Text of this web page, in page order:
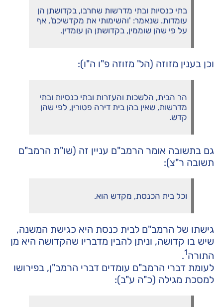
בתי כנסיות ובתי מדרשות שחרבו, בקדושתן הן
עומדות. שנאמר: 'והשימותי את מקדשיכם', אף
על פי שהן שוממין, בקדושתן הן עומדין.
וכן בענין מזוזה (הל' מזוזה פ"ו ה"ו):
הר הבית, הלשכות והעזרות ובתי כנסיות ובתי
מדרשות, שאין בהן בית דירה פטורין, לפי שהן
קדש.
גם בתשובה אומר הרמב"ם עניין זה (שו"ת הרמב"ם
תשובה ר"צ):
וכל בית הכנסת, מקדש הוא.
גישתו של הרמב"ם לבית כנסת היא כגישת המשנה,
שיש בו קדושה, וניתן להבין מדבריו שהקדושה היא מן
התורה1
.
לעומת דברי הרמב"ם עומדים דברי הרמב"ן, בפירושו
למסכת מגילה (כ"ה ע"ב):